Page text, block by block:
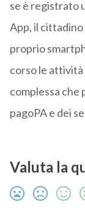
se è registrato
App, il
proprio
corso le attività
complessa che
pagoPA e dei
Valuta la